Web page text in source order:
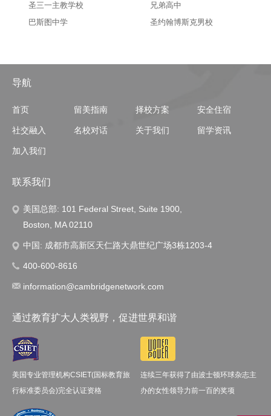
圣三一主教学校
兄弟高中
巴斯图中学
圣约翰博斯克男校
导航
首页 留美指南 择校方案 安全住宿
社交融入 名校对话 关于我们 留学资讯
加入我们
联系我们
美国总部: 101 Federal Street, Suite 1900,
Boston, MA 02110
中国: 成都市高新区天仁路大鼎世纪广场3栋1203-4
400-600-8616
information@cambridgenetwork.com
通过教育扩大人类视野，促进世界和谐
美国专业管理机构CSIET(国标教育旅
行标准委员会)完全认证资格
连续三年获得了由波士顿环球杂志主
办的女性领导力前一百的奖项